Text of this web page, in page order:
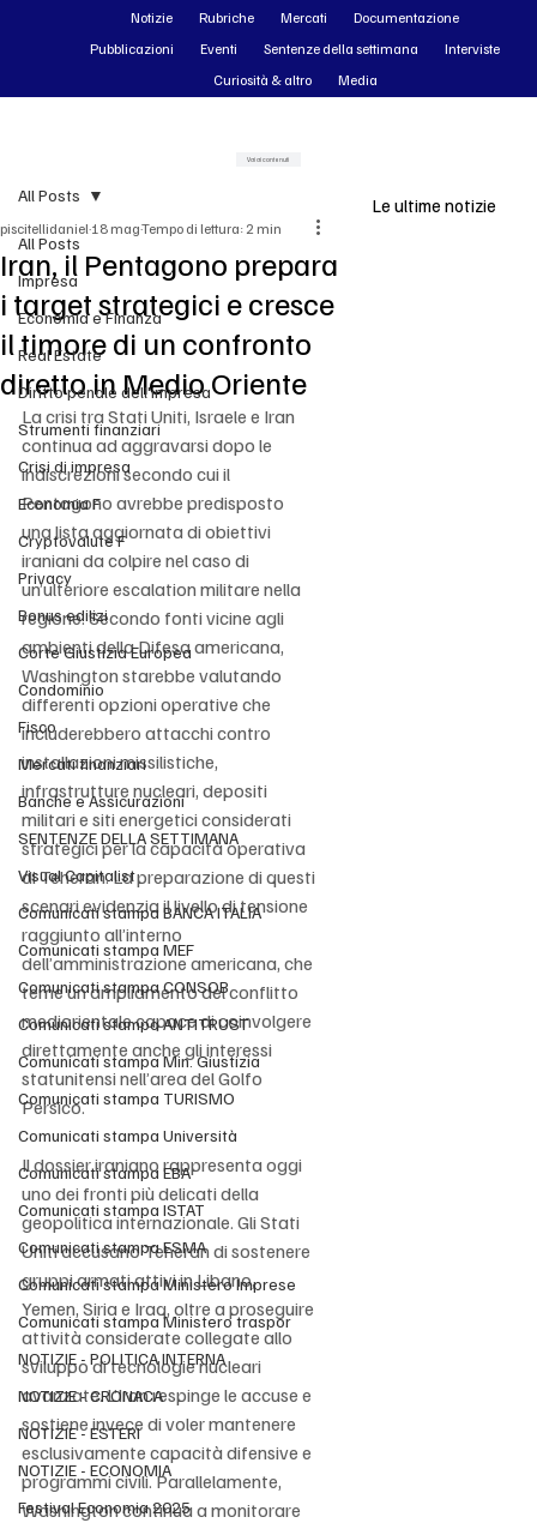
All Posts
Impresa
Economia e Finanza
Real Estate
Diritto penale dell'impresa
Strumenti finanziari
Crisi di impresa
Economia F
Cryptovalute F
Privacy
Bonus edilizi
Corte Giustizia Europea
Condominio
Fisco
Mercati finanziari
Banche e Assicurazioni
SENTENZE DELLA SETTIMANA
Visual Capitalist
Comunicati stampa BANCA ITALIA
Comunicati stampa MEF
Comunicati stampa CONSOB
Comunicati stampa ANTITRUST
Comunicati stampa Min. Giustizia
Comunicati stampa TURISMO
Comunicati stampa Università
Comunicati stampa EBA
Comunicati stampa ISTAT
Comunicati stampa ESMA
Comunicati stampa Ministero Imprese
Comunicati stampa Ministero traspor
NOTIZIE - POLITICA INTERNA
NOTIZIE - CRONACA
NOTIZIE - ESTERI
NOTIZIE - ECONOMIA
Festival Economia 2025
All Posts
Iran, il Pentagono prepara
i target strategici e cresce
il timore di un confronto
diretto in Medio Oriente
piscitellidaniel 18 magTempo di lettura: 2 min
La crisi tra Stati Uniti, Israele e Iran
continua ad aggravarsi dopo le
indiscrezioni secondo cui il
Pentagono avrebbe predisposto
una lista aggiornata di obiettivi
iraniani da colpire nel caso di
un’ulteriore escalation militare nella
regione. Secondo fonti vicine agli
ambienti della Difesa americana,
Washington starebbe valutando
differenti opzioni operative che
includerebbero attacchi contro
installazioni missilistiche,
infrastrutture nucleari, depositi
militari e siti energetici considerati
strategici per la capacità operativa
di Teheran. La preparazione di questi
scenari evidenzia il livello di tensione
raggiunto all’interno
dell’amministrazione americana, che
teme un ampliamento del conflitto
mediorientale capace di coinvolgere
direttamente anche gli interessi
statunitensi nell’area del Golfo
Persico.
Il dossier iraniano rappresenta oggi
uno dei fronti più delicati della
geopolitica internazionale. Gli Stati
Uniti accusano Teheran di sostenere
gruppi armati attivi in Libano,
Yemen, Siria e Iraq, oltre a proseguire
attività considerate collegate allo
sviluppo di tecnologie nucleari
avanzate. L’Iran respinge le accuse e
sostiene invece di voler mantenere
esclusivamente capacità difensive e
programmi civili. Parallelamente,
Washington continua a monitorare
Le ultime notizie
Notizie Rubriche Mercati
Documentazione
Pubblicazioni
Eventi Sentenze della settimana
Interviste
Curiosità & altro
Media
Vai ai contenuti